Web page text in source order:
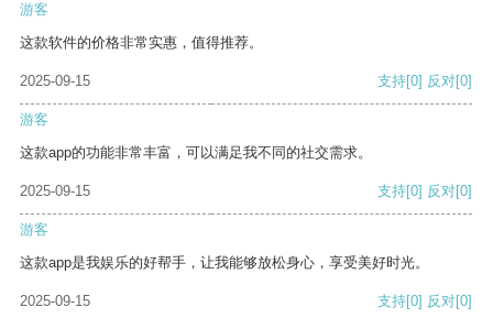
游客
这款软件的价格非常实惠，值得推荐。
2025-09-15 支持[0] 反对[0]
游客
这款app的功能非常丰富，可以满足我不同的社交需求。
2025-09-15 支持[0] 反对[0]
游客
这款app是我娱乐的好帮手，让我能够放松身心，享受美好时光。
2025-09-15 支持[0] 反对[0]